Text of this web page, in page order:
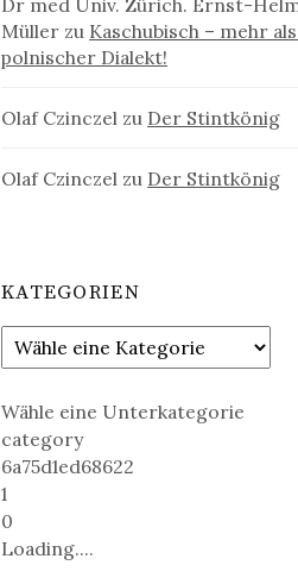
Müller zu Kaschubisch – mehr
polnischer Dialekt!
Olaf Czinczel zu Der Stintkönig
Olaf Czinczel zu Der Stintkönig
KATEGORIEN
Wähle eine Unterkategorie
category
6a75d1ed68622
1
0
Loading....